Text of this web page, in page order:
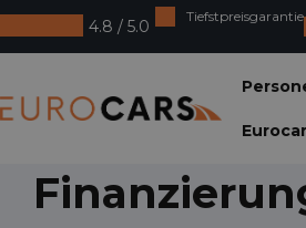
4.8 / 5.0 Tiefstpreisgarantie
Eurocars